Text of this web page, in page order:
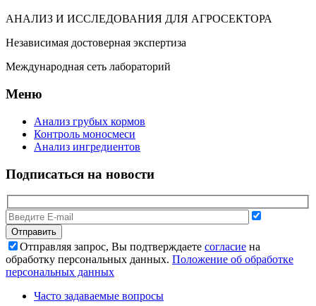
АНАЛИЗ И ИССЛЕДОВАНИЯ ДЛЯ АГРОСЕКТОРА
Независимая достоверная экспертиза
Международная сеть лабораторий
Меню
Анализ грубых кормов
Контроль моносмеси
Анализ ингредиентов
Подписаться на новости
Отправляя запрос, Вы подтверждаете согласие на
обработку персональных данных. Положение об обработке
персональных данных
Часто задаваемые вопросы